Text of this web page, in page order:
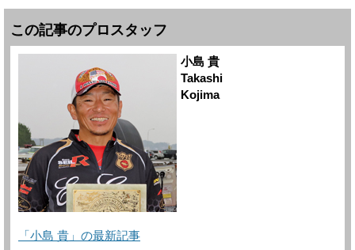
この記事のプロスタッフ
小島 貴
Takashi
Kojima
「小島 貴」の最新記事